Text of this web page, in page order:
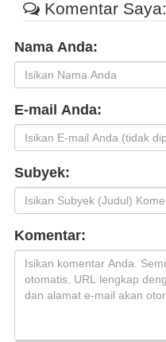
Komentar Saya:
Nama Anda:
E-mail Anda:
Subyek:
Komentar: